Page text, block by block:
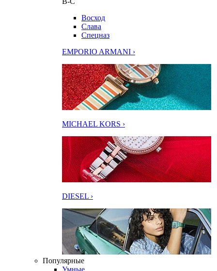
Восход
Слава
Спецназ
EMPORIO ARMANI ›
MICHAEL KORS ›
DIESEL ›
Популярные
Умные